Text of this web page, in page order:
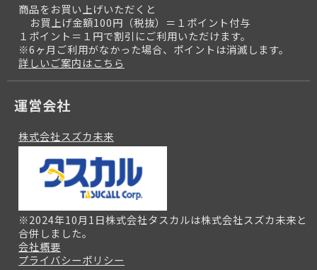
商品をお買い上げいただくと
お買上げ金額100円（税抜）＝１ポイント付与
１ポイント＝１円で割引にご利用いただけます。
※6ヶ月ご利用がなかった場合、ポイントは消滅します。
詳しいご案内はこちら
運営会社
株式会社スズカ未来
※2024年10月1日株式会社タスカルは株式会社スズカ未来と
合併しました。
会社概要
プライバシーポリシー